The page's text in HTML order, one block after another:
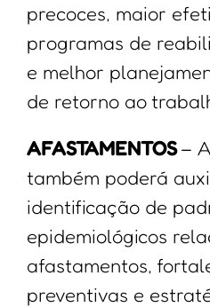
precoces, maior
programas de
e melhor
de retorno ao
AFASTAMENTOS–
também poderá
identificação de
epidemiológicos
afastamentos,
preventivas e